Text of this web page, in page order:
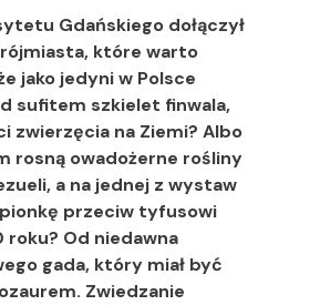
Gdańskiego dołączył
, które warto
jako jedyni w Polsce
sufitem szkielet finwala,
zwierzęcia na Ziemi? Albo
rosną owadożerne rośliny
a na jednej z wystaw
przeciw tyfusowi
roku? Od niedawna
gada, który miał być
Zwiedzanie